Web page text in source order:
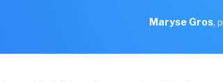
Maryse Gros,